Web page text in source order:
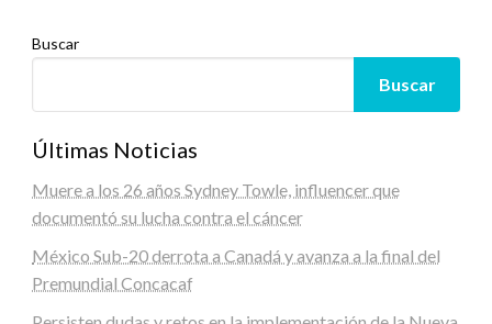
Buscar
Buscar
Últimas Noticias
Muere a los 26 años Sydney Towle, influencer que
documentó su lucha contra el cáncer
México Sub-20 derrota a Canadá y avanza a la final del
Premundial Concacaf